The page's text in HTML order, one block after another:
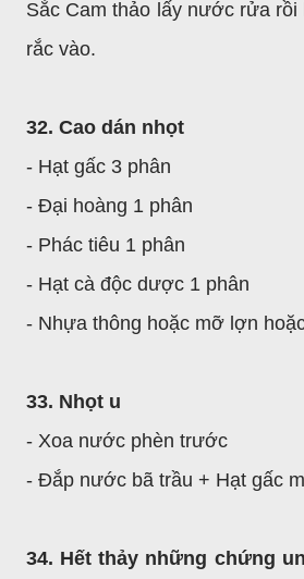
Sắc Cam thảo lấy nước rửa rồi
rắc vào.
32. Cao dán nhọt
- Hạt gấc 3 phân
- Đại hoàng 1 phân
- Phác tiêu 1 phân
- Hạt cà độc dược 1 phân
- Nhựa thông hoặc mỡ lợn
33. Nhọt u
- Xoa nước phèn trước
- Đắp nước bã trầu + Hạt gấc
34. Hết thảy những chứng